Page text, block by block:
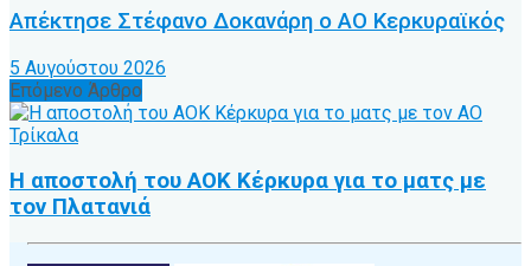
Απέκτησε Στέφανο Δοκανάρη ο ΑΟ Κερκυραϊκός
5 Αυγούστου 2026
Επόμενο Άρθρο
Η αποστολή του ΑΟΚ Κέρκυρα για το ματς με
τον Πλατανιά